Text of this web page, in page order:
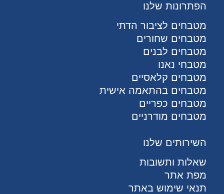
הפתרונות שלנו
מטבחים לציבור הדתי
מטבחים שחורים
מטבחים לבנים
מטבחי נאנו
מטבחים קלאסיים
מטבחים בהתאמה אישית
מטבחים כפריים
מטבחים מודרניים
השירותים שלנו
שאלות ותשובות
מפת אתר
תנאי שימוש באתר